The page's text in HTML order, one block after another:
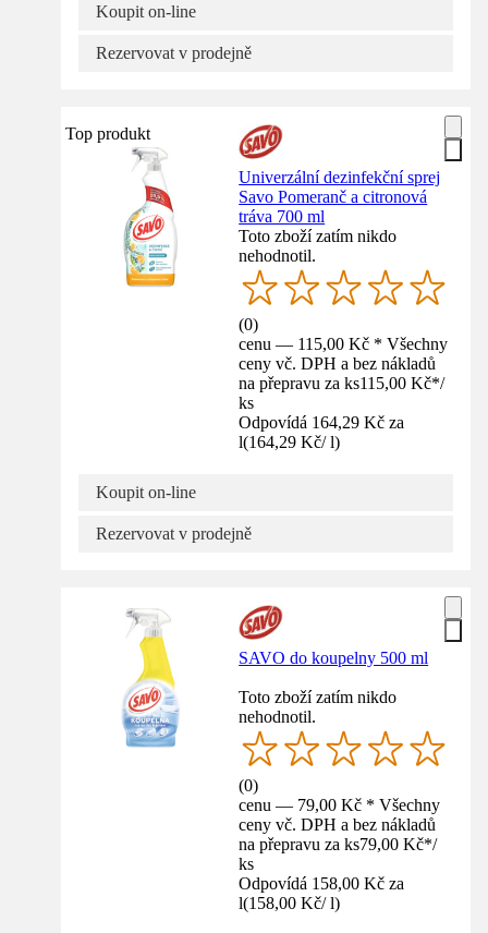
Koupit on-line
Rezervovat v prodejně
Top produkt
Univerzální dezinfekční sprej
Savo Pomeranč a citronová
tráva 700 ml
Toto zboží zatím nikdo
nehodnotil.
(0)
cenu — 115,00 Kč * Všechny
ceny vč. DPH a bez nákladů
na přepravu za ks115,00 Kč*/
ks
Odpovídá 164,29 Kč za
l(164,29 Kč/ l)
Koupit on-line
Rezervovat v prodejně
SAVO do koupelny 500 ml
Toto zboží zatím nikdo
nehodnotil.
(0)
cenu — 79,00 Kč * Všechny
ceny vč. DPH a bez nákladů
na přepravu za ks79,00 Kč*/
ks
Odpovídá 158,00 Kč za
l(158,00 Kč/ l)